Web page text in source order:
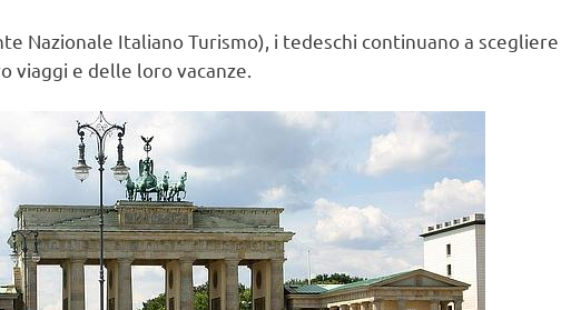
Nazionale Italiano Turismo), i tedeschi continuano a scegliere
viaggi e delle loro vacanze.